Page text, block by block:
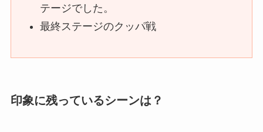
テージでした。
最終ステージのクッパ戦
印象に残っているシーンは？